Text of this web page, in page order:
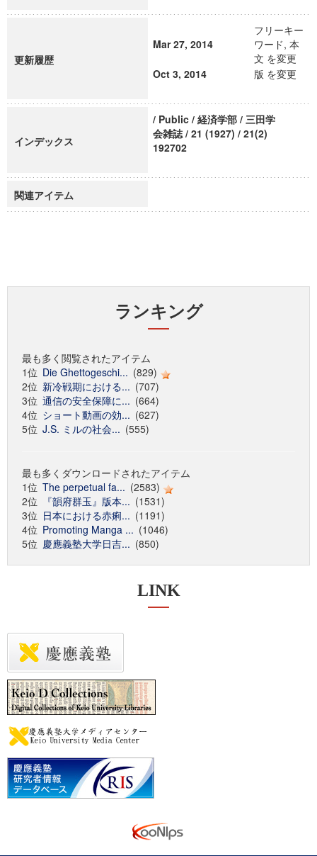
更新履歴
Mar 27, 2014
フリーキー
ワード, 本
文 を変更
Oct 3, 2014
版 を変更
インデックス
/ Public / 経済学部 / 三田学
会雑誌 / 21 (1927) / 21(2)
192702
関連アイテム
ランキング
最も多く閲覧されたアイテム
1位 Die Ghettogeschi... (829)
2位 新冷戦期における... (707)
3位 通信の安全保障に... (664)
4位 ショート動画の効... (627)
5位 J.S. ミルの社会... (555)
最も多くダウンロードされたアイテム
1位 The perpetual fa... (2583)
2位
『韻府群玉』版本... (1531)
3位 日本における赤痢... (1191)
4位 Promoting Manga ... (1046)
5位 慶應義塾大学日吉... (850)
LINK